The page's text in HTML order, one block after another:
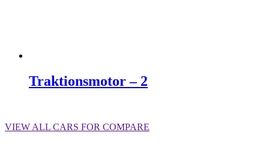
Traktionsmotor – 2
VIEW ALL CARS FOR COMPARE